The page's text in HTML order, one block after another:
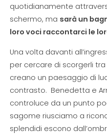
quotidianamente
schermo, ma sarà un
loro voci raccontarci le
Una volta davanti
per cercare di scorgerli
creano un paesaggio di
contrasto. Benedetta e
controluce da un punto
sagome riusciamo a
splendidi escono